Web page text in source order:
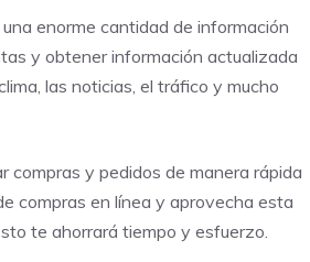
enorme cantidad de información
y obtener información actualizada
las noticias, el tráfico y mucho
compras y pedidos de manera rápida
compras en línea y aprovecha esta
te ahorrará tiempo y esfuerzo.